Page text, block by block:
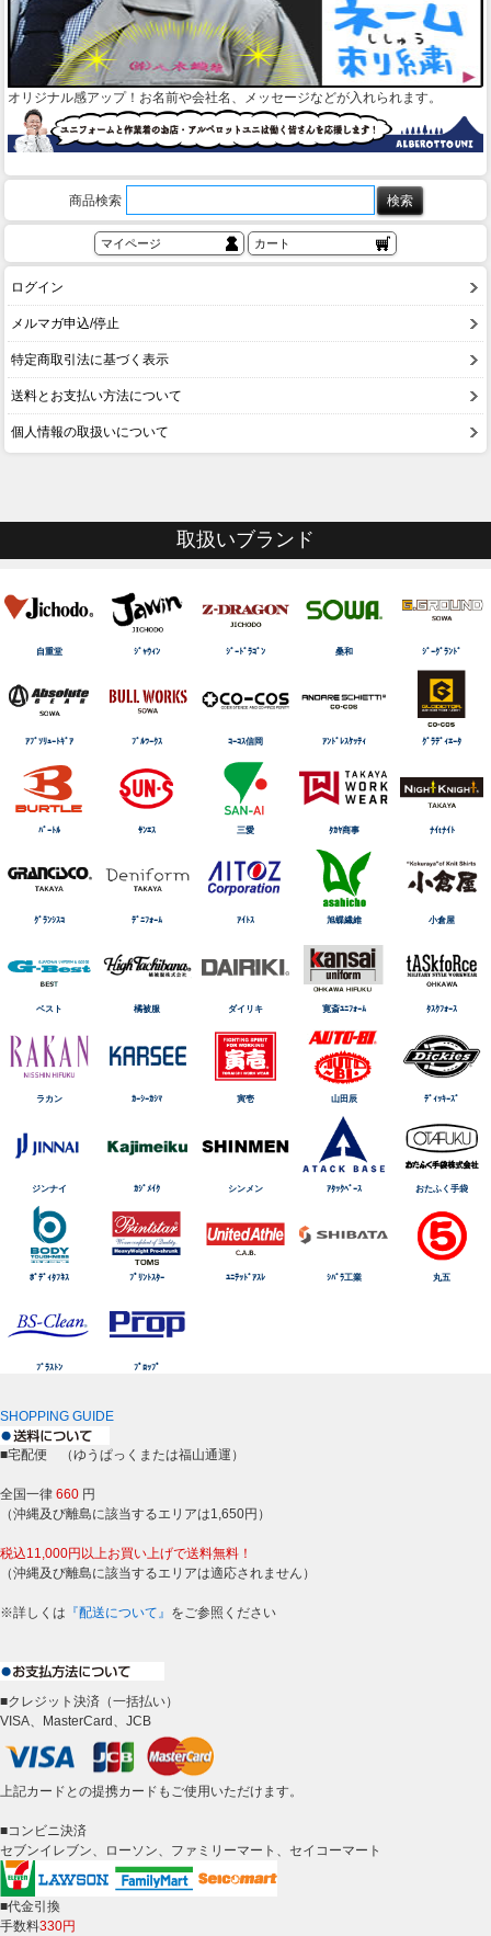
オリジナル感アップ！お名前や会社名、メッセージなどが入れられます。
商品検索
マイページ カート
ログイン
メルマガ申込/停止
特定商取引法に基づく表示
送料とお支払い方法について
個人情報の取扱いについて
取扱いブランド
自重堂 ｼﾞｬｳｨﾝ ｼﾞｰﾄﾞﾗｺﾞﾝ 桑和 ｼﾞｰｸﾞﾗﾝﾄﾞ
ｱﾌﾞｿﾘｭｰﾄｷﾞｱ ﾌﾞﾙﾜｰｸｽ ｺｰｺｽ信岡 ｱﾝﾄﾞﾚｽｹｯﾃｨ ｸﾞﾗﾃﾞｨｴｰﾀ
ﾊﾞｰﾄﾙ ｻﾝｴｽ 三愛 ﾀｶﾔ商事 ﾅｲtﾅｲﾄ
ｸﾞﾗﾝｼｽｺ ﾃﾞﾆﾌｫｰﾑ ｱｲﾄｽ 旭蝶繊維 小倉屋
ベスト 橘被服 ダイリキ 寛斎ﾕﾆﾌｫｰﾑ ﾀｽｸﾌｫｰｽ
ラカン ｶｰｼｰｶｼﾏ 寅壱 山田辰 ﾃﾞｨｯｷｰｽﾞ
ジンナイ ｶｼﾞﾒｲｸ シンメン ｱﾀｯｸﾍﾞｰｽ おたふく手袋
ﾎﾞﾃﾞｨﾀﾌﾈｽ ﾌﾟﾘﾝﾄｽﾀｰ ﾕﾆﾃｯﾄﾞｱｽﾚ ｼﾊﾞﾗ工業 丸五
ﾌﾞﾗｽﾄﾝ ﾌﾟﾛｯﾌﾟ
SHOPPING GUIDE
■宅配便 （ゆうぱっくまたは福山通運）
全国一律 660 円
（沖縄及び離島に該当するエリアは1,650円）
税込11,000円以上お買い上げで送料無料！
（沖縄及び離島に該当するエリアは適応されません）
※詳しくは 『配送について』 をご参照ください
■クレジット決済（一括払い）
VISA、MasterCard、JCB
上記カードとの提携カードもご使用いただけます。
■コンビニ決済
セブンイレブン、ローソン、ファミリーマート、セイコーマート
■代金引換
手数料330円